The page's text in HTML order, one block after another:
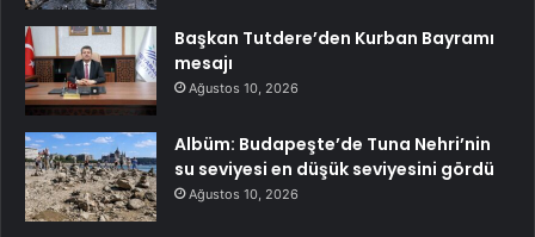
Başkan Tutdere’den Kurban Bayramı
mesajı
Ağustos 10, 2026
Albüm: Budapeşte’de Tuna Nehri’nin
su seviyesi en düşük seviyesini gördü
Ağustos 10, 2026